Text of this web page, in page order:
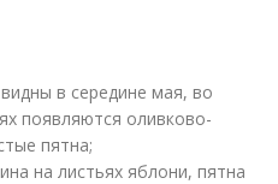
в середине мая, во
появляются оливково-
пятна;
на листьях яблони, пятна